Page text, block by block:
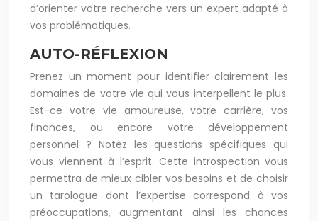
d’orienter votre recherche vers un expert adapté à
vos problématiques.
AUTO-RÉFLEXION
Prenez un moment pour identifier clairement les
domaines de votre vie qui vous interpellent le plus.
Est-ce votre vie amoureuse, votre carrière, vos
finances, ou encore votre développement
personnel ? Notez les questions spécifiques qui
vous viennent à l’esprit. Cette introspection vous
permettra de mieux cibler vos besoins et de choisir
un tarologue dont l’expertise correspond à vos
préoccupations, augmentant ainsi les chances